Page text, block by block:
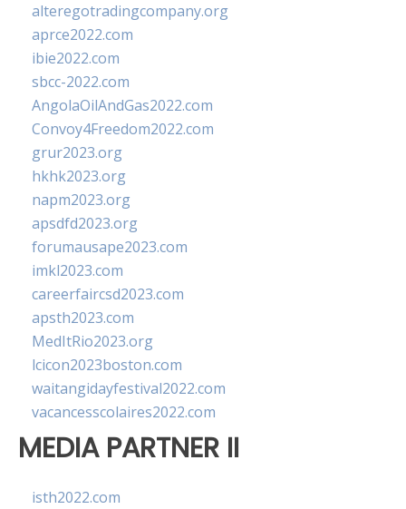
alteregotradingcompany.org
aprce2022.com
ibie2022.com
sbcc-2022.com
AngolaOilAndGas2022.com
Convoy4Freedom2022.com
grur2023.org
hkhk2023.org
napm2023.org
apsdfd2023.org
forumausape2023.com
imkl2023.com
careerfaircsd2023.com
apsth2023.com
MedItRio2023.org
lcicon2023boston.com
waitangidayfestival2022.com
vacancesscolaires2022.com
MEDIA PARTNER II
isth2022.com